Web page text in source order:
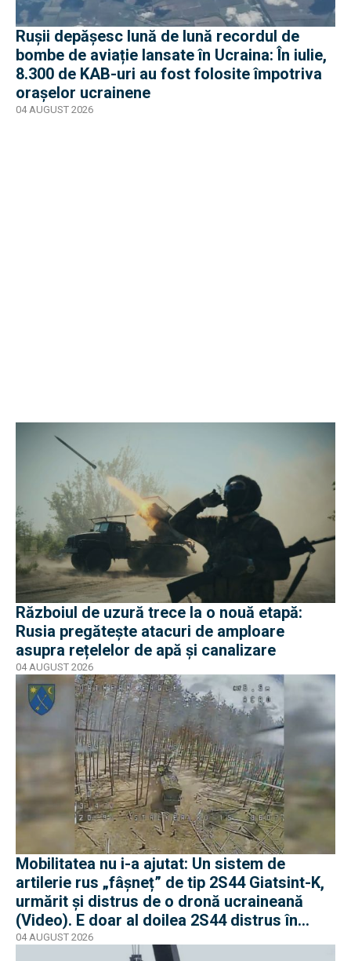
Rușii depășesc lună de lună recordul de
bombe de aviație lansate în Ucraina: În iulie,
8.300 de KAB-uri au fost folosite împotriva
orașelor ucrainene
04 AUGUST 2026
Războiul de uzură trece la o nouă etapă:
Rusia pregătește atacuri de amploare
asupra rețelelor de apă și canalizare
04 AUGUST 2026
Mobilitatea nu i-a ajutat: Un sistem de
artilerie rus „fâșneț” de tip 2S44 Giatsint-K,
urmărit și distrus de o dronă ucraineană
(Video). E doar al doilea 2S44 distrus în
război
04 AUGUST 2026